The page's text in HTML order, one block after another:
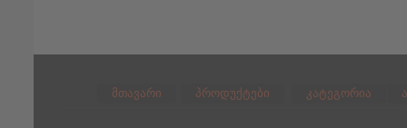
მთავარი პროდუქტები კატეგორია